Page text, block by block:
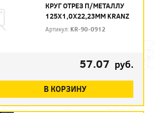
КРУГ ОТРЕЗ П/МЕТАЛЛУ
125Х1,0Х22,23ММ KRANZ
Артикул: KR-90-0912
57.07 руб.
В КОРЗИНУ